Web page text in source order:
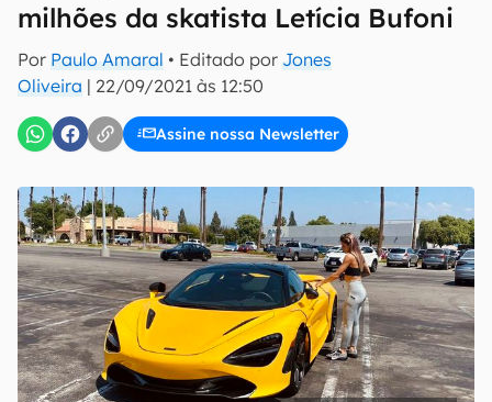
milhões da skatista Letícia Bufoni
Por Paulo Amaral • Editado por Jones
Oliveira | 22/09/2021 às 12:50
Assine nossa Newsletter
E-mail
Uso e Política de Privacidade do Canaltech.